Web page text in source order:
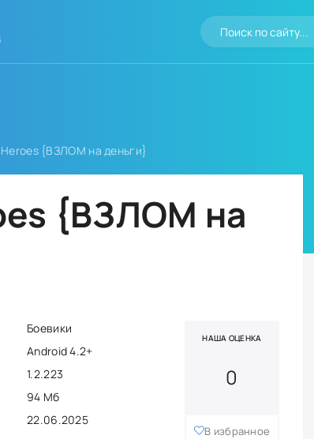
Heroes {ВЗЛОМ на деньги}
{ВЗЛОМ на
Боевики
Android 4.2+
1.2.223
94 Мб
22.06.2025
НАША ОЦЕНКА
0
В избранное